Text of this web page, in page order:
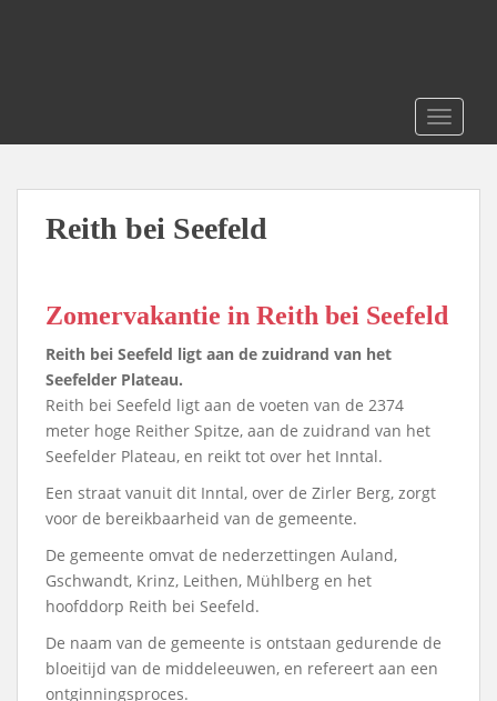
o
Reith bei Seefeld
Zomervakantie in Reith bei Seefeld
Reith bei Seefeld ligt aan de zuidrand van het
Seefelder Plateau.
Reith bei Seefeld ligt aan de voeten van de 2374
meter hoge Reither Spitze, aan de zuidrand van het
Seefelder Plateau, en reikt tot over het Inntal.
Een straat vanuit dit Inntal, over de Zirler Berg, zorgt
voor de bereikbaarheid van de gemeente.
De gemeente omvat de nederzettingen Auland,
Gschwandt, Krinz, Leithen, Mühlberg en het
hoofddorp Reith bei Seefeld.
De naam van de gemeente is ontstaan gedurende de
bloeitijd van de middeleeuwen, en refereert aan een
ontginningsproces.